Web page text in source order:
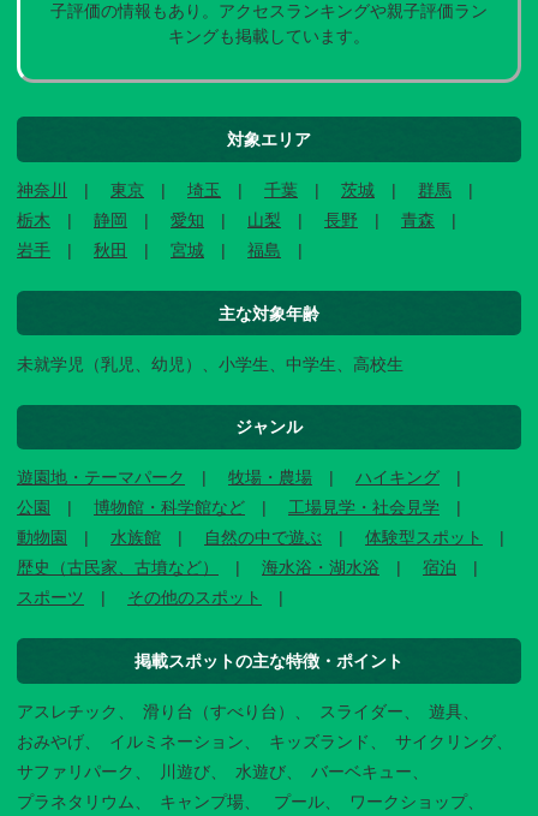
子評価の情報もあり。アクセスランキングや親子評価ラン
キングも掲載しています。
対象エリア
神奈川 東京 埼玉 千葉 茨城
群馬
栃木
静岡 愛知 山梨 長野
青森
岩手
秋田 宮城 福島
主な対象年齢
未就学児（乳児、幼児）、小学生、中学生、高校生
ジャンル
遊園地・テーマパーク 牧場・農場
ハイキング
公園
博物館・科学館など
工場見学・社会見学
動物園
水族館 自然の中で遊ぶ
体験型スポット
歴史（古民家、古墳など）
海水浴・湖水浴
宿泊
スポーツ
その他のスポット
掲載スポットの主な特徴・ポイント
アスレチック 滑り台（すべり台） スライダー
遊具
おみやげ
イルミネーション キッズランド
サイクリング
サファリパーク
川遊び 水遊び
バーベキュー
プラネタリウム
キャンプ場 プール ワークショップ